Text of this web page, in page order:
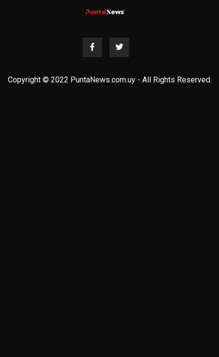
Copyright © 2022 PuntaNews.com.uy - All Rights Reserved.